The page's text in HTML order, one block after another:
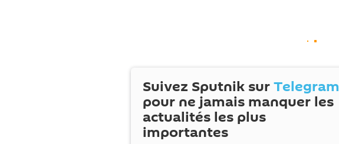
Suivez Sputnik surTelegram
pour ne jamais manquer les
actualités les plus
importantes